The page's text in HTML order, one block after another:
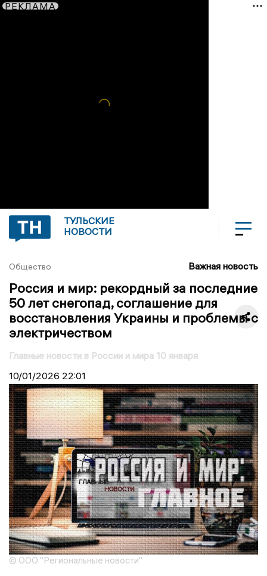
РЕКЛАМА
ТУЛЬСКИЕ
НОВОСТИ
Общество Важная новость
Россия и мир: рекордный за последние
50 лет снегопад, соглашение для
восстановления Украины и проблемы с
электричеством
Главные новости в России и мира 10 января
10/01/2026 22:01
© ООО "Региональные новости"